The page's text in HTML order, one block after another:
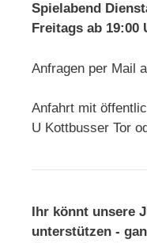
Spielabend
Freitags ab 19:00
Anfragen per Mail
Anfahrt mit
U Kottbusser Tor
Ihr könnt unsere
unterstützen -